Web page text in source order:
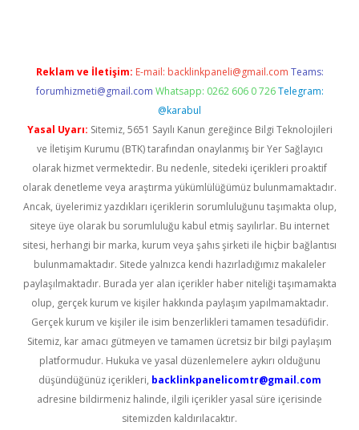
Reklam ve İletişim: E-mail: backlinkpaneli@gmail.com Teams:
forumhizmeti@gmail.com Whatsapp: 0262 606 0 726 Telegram:
@karabul
Yasal Uyarı: Sitemiz, 5651 Sayılı Kanun gereğince Bilgi Teknolojileri
ve İletişim Kurumu (BTK) tarafından onaylanmış bir Yer Sağlayıcı
olarak hizmet vermektedir. Bu nedenle, sitedeki içerikleri proaktif
olarak denetleme veya araştırma yükümlülüğümüz bulunmamaktadır.
Ancak, üyelerimiz yazdıkları içeriklerin sorumluluğunu taşımakta olup,
siteye üye olarak bu sorumluluğu kabul etmiş sayılırlar. Bu internet
sitesi, herhangi bir marka, kurum veya şahıs şirketi ile hiçbir bağlantısı
bulunmamaktadır. Sitede yalnızca kendi hazırladığımız makaleler
paylaşılmaktadır. Burada yer alan içerikler haber niteliği taşımamakta
olup, gerçek kurum ve kişiler hakkında paylaşım yapılmamaktadır.
Gerçek kurum ve kişiler ile isim benzerlikleri tamamen tesadüfidir.
Sitemiz, kar amacı gütmeyen ve tamamen ücretsiz bir bilgi paylaşım
platformudur. Hukuka ve yasal düzenlemelere aykırı olduğunu
düşündüğünüz içerikleri, backlinkpanelicomtr@gmail.com
adresine bildirmeniz halinde, ilgili içerikler yasal süre içerisinde
sitemizden kaldırılacaktır.